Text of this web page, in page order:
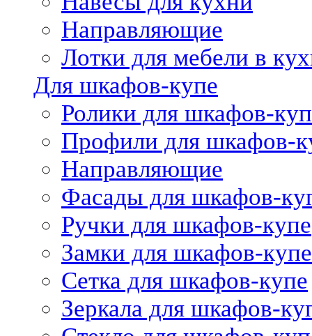
Направляющие
Лотки для мебели в
Для шкафов-купе
Ролики для шкафов-
Профили для шкафов-
Направляющие
Фасады для шкафов-
Ручки для шкафов-купе
Замки для шкафов-купе
Сетка для шкафов-купе
Зеркала для шкафов-